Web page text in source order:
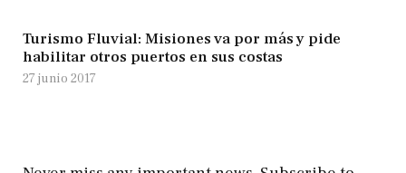
Turismo Fluvial: Misiones va por más y pide
habilitar otros puertos en sus costas
27 junio 2017